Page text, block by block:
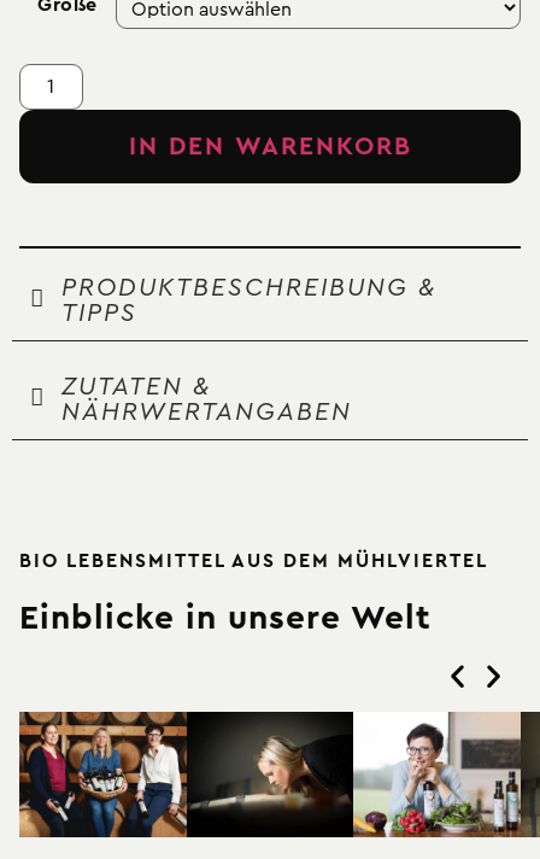
Größe
IN DEN WARENKORB
PRODUKTBESCHREIBUNG &
TIPPS
ZUTATEN &
NÄHRWERTANGABEN
BIO LEBENSMITTEL AUS DEM MÜHLVIERTEL
Einblicke in unsere Welt